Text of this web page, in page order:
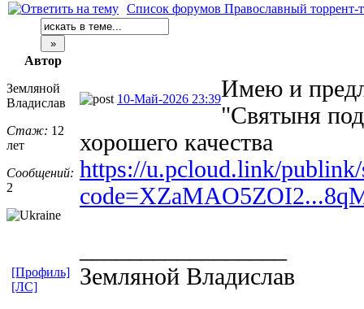
Список форумов Православный торрент-
Автор
Земляной
Владислав
Стаж: 12
лет
Сообщений:
2
10-Май-2026 23:39Имею и
"Святыня
хорошего качества
https://u.pcloud.link/
Земляной Владислав
[Профиль]
[ЛС]